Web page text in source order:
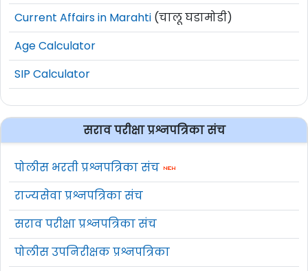
Current Affairs in Marahti (चालू घडामोडी)
Age Calculator
SIP Calculator
सराव परीक्षा प्रश्नपत्रिका संच
पोलीस भरती प्रश्नपत्रिका संच
राज्यसेवा प्रश्नपत्रिका संच
सराव परीक्षा प्रश्नपत्रिका संच
पोलीस उपनिरीक्षक प्रश्नपत्रिका